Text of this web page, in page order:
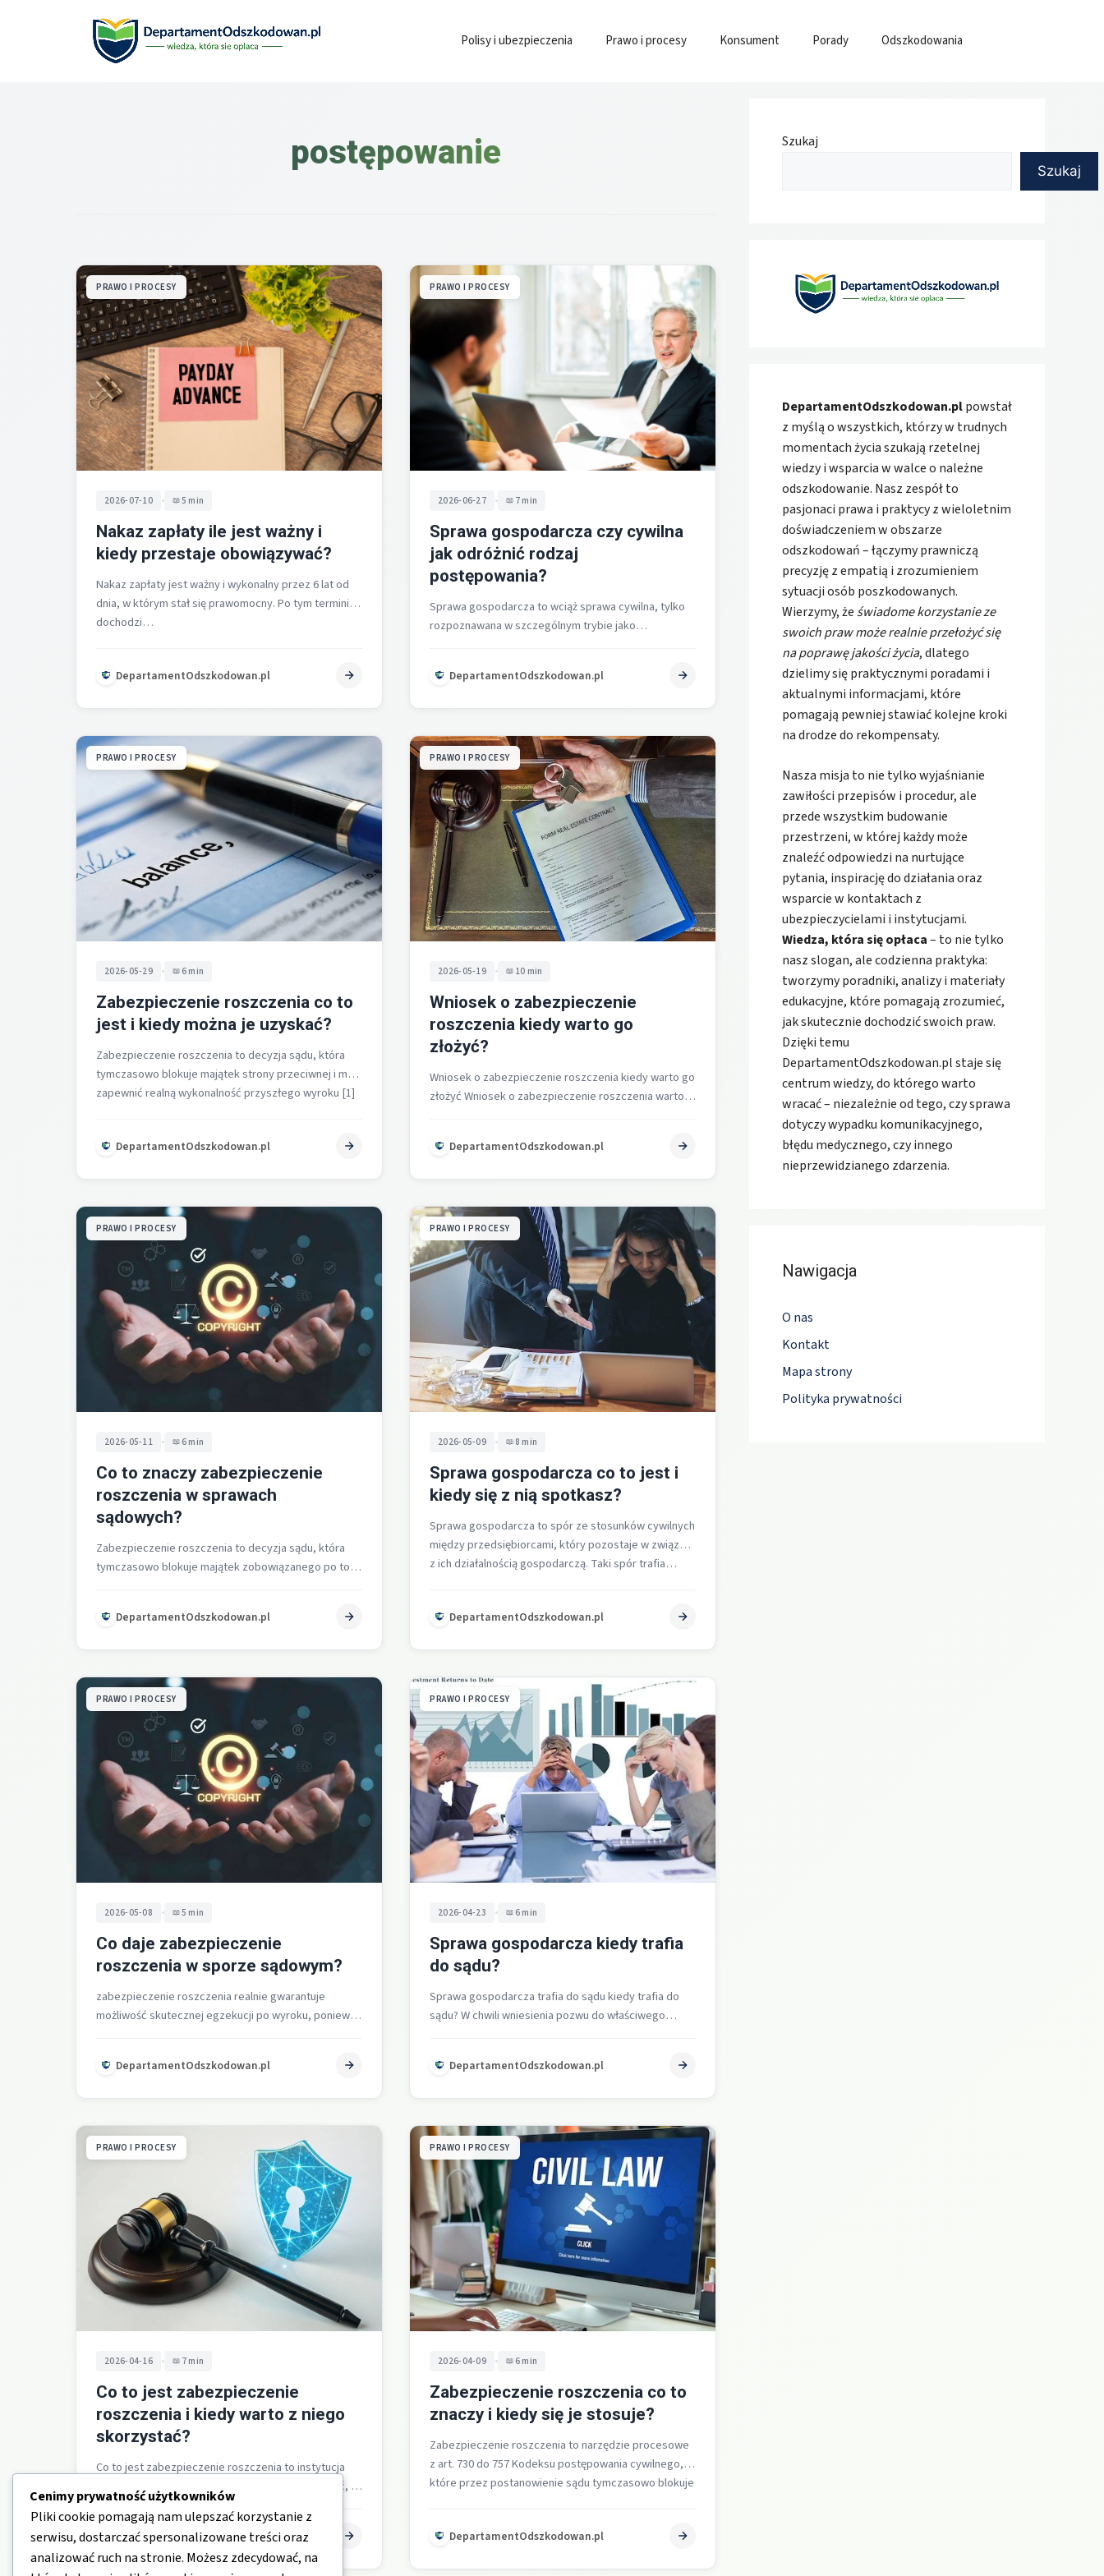
Polisy i ubezpieczenia Prawo i procesy Konsument Porady Odszkodowania
postępowanie
PRAWO I PROCESY
2026-07-10 • 5 min
Nakaz zapłaty ile jest ważny i
kiedy przestaje obowiązywać?
Nakaz zapłaty jest ważny i wykonalny przez 6 lat od
dnia, w którym stał się prawomocny. Po tym terminie
dochodzi…
DepartamentOdszkodowan.pl
PRAWO I PROCESY
2026-06-27 • 7 min
Sprawa gospodarcza czy cywilna
jak odróżnić rodzaj
postępowania?
Sprawa gospodarcza to wciąż sprawa cywilna, tylko
rozpoznawana w szczególnym trybie jako
DepartamentOdszkodowan.pl
PRAWO I PROCESY
2026-05-29 • 6 min
Zabezpieczenie roszczenia co to
jest i kiedy można je uzyskać?
Zabezpieczenie roszczenia to decyzja sądu, która
tymczasowo blokuje majątek strony przeciwnej i ma
zapewnić realną wykonalność przyszłego wyroku [1]
DepartamentOdszkodowan.pl
PRAWO I PROCESY
2026-05-19 • 10 min
Wniosek o zabezpieczenie
roszczenia kiedy warto go
złożyć?
Wniosek o zabezpieczenie roszczenia kiedy warto go
złożyć Wniosek o zabezpieczenie roszczenia warto
DepartamentOdszkodowan.pl
PRAWO I PROCESY
2026-05-11 • 6 min
Co to znaczy zabezpieczenie
roszczenia w sprawach
sądowych?
Zabezpieczenie roszczenia to decyzja sądu, która
tymczasowo blokuje majątek zobowiązanego po to,
DepartamentOdszkodowan.pl
PRAWO I PROCESY
2026-05-09 • 8 min
Sprawa gospodarcza co to jest i
kiedy się z nią spotkasz?
Sprawa gospodarcza to spór ze stosunków cywilnych
między przedsiębiorcami, który pozostaje w związku
z ich działalnością gospodarczą. Taki spór trafia…
DepartamentOdszkodowan.pl
PRAWO I PROCESY
2026-05-08 • 5 min
Co daje zabezpieczenie
roszczenia w sporze sądowym?
zabezpieczenie roszczenia realnie gwarantuje
możliwość skutecznej egzekucji po wyroku, ponieważ
DepartamentOdszkodowan.pl
PRAWO I PROCESY
2026-04-23 • 6 min
Sprawa gospodarcza kiedy trafia
do sądu?
Sprawa gospodarcza trafia do sądu kiedy trafia do
sądu? W chwili wniesienia pozwu do właściwego
DepartamentOdszkodowan.pl
PRAWO I PROCESY
2026-04-16 • 7 min
Co to jest zabezpieczenie
roszczenia i kiedy warto z niego
skorzystać?
Co to jest zabezpieczenie roszczenia to instytucja
tymczasowej ochrony prawnej, która ma zapewnić, że
przyszłe orzeczenie sądu będzie realnie
wykonalne…
DepartamentOdszkodowan.pl
PRAWO I PROCESY
2026-04-09 • 6 min
Zabezpieczenie roszczenia co to
znaczy i kiedy się je stosuje?
Zabezpieczenie roszczenia to narzędzie procesowe
z art. 730 do 757 Kodeksu postępowania cywilnego,
które przez postanowienie sądu tymczasowo blokuje
DepartamentOdszkodowan.pl
Szukaj
Szukaj
DepartamentOdszkodowan.plpowstał
z myślą o wszystkich, którzy w trudnych
momentach życia szukają rzetelnej
wiedzy i wsparcia w walce o należne
odszkodowanie. Nasz zespół to
pasjonaci prawa i praktycy z wieloletnim
doświadczeniem w obszarze
odszkodowań – łączymy prawniczą
precyzję z empatią i zrozumieniem
sytuacji osób poszkodowanych.
Wierzymy, że świadome korzystanie ze
swoich praw może realnie przełożyć się
na poprawę jakości życia, dlatego
dzielimy się praktycznymi poradami i
aktualnymi informacjami, które
pomagają pewniej stawiać kolejne kroki
na drodze do rekompensaty.
Nasza misja to nie tylko wyjaśnianie
zawiłości przepisów i procedur, ale
przede wszystkim budowanie
przestrzeni, w której każdy może
znaleźć odpowiedzi na nurtujące
pytania, inspirację do działania oraz
wsparcie w kontaktach z
ubezpieczycielami i instytucjami.
Wiedza, która się opłaca– to nie tylko
nasz slogan, ale codzienna praktyka:
tworzymy poradniki, analizy i materiały
edukacyjne, które pomagają zrozumieć,
jak skutecznie dochodzić swoich praw.
Dzięki temu
DepartamentOdszkodowan.pl staje się
centrum wiedzy, do którego warto
wracać – niezależnie od tego, czy sprawa
dotyczy wypadku komunikacyjnego,
błędu medycznego, czy innego
nieprzewidzianego zdarzenia.
Nawigacja
O nas
Kontakt
Mapa strony
Polityka prywatności
Cenimy prywatność użytkowników
Pliki cookie pomagają nam ulepszać korzystanie z
serwisu, dostarczać spersonalizowane treści oraz
analizować ruch na stronie. Możesz zdecydować, na